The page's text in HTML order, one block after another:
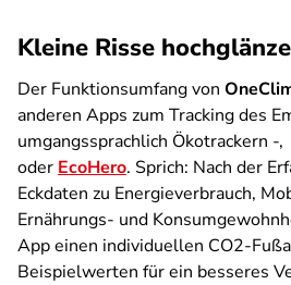
Kleine Risse
Der Funktionsumfang von
anderen Apps zum Tracking des
umgangssprachlich Ökotrackern
oder EcoHero. Sprich: Nach der
Eckdaten zu Energieverbrauch,
Ernährungs- und
App einen individuellen CO2-
Beispielwerten für ein besseres